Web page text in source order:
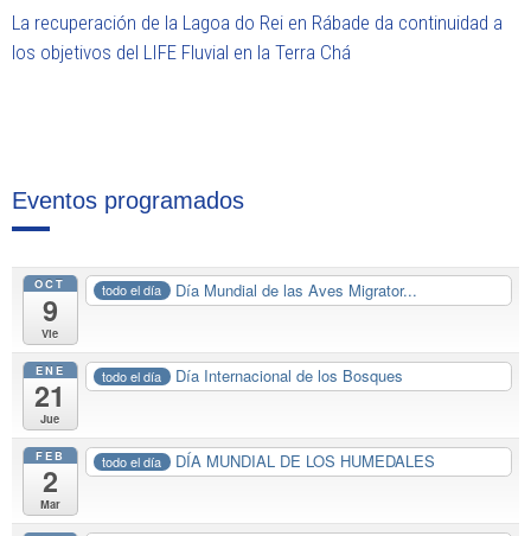
La recuperación de la Lagoa do Rei en Rábade da continuidad a
los objetivos del LIFE Fluvial en la Terra Chá
Eventos programados
OCT
9
Vie
todo el día Día Mundial de las Aves Migrator...
ENE
21
Jue
todo el día Día Internacional de los Bosques
FEB
2
Mar
todo el día DÍA MUNDIAL DE LOS HUMEDALES